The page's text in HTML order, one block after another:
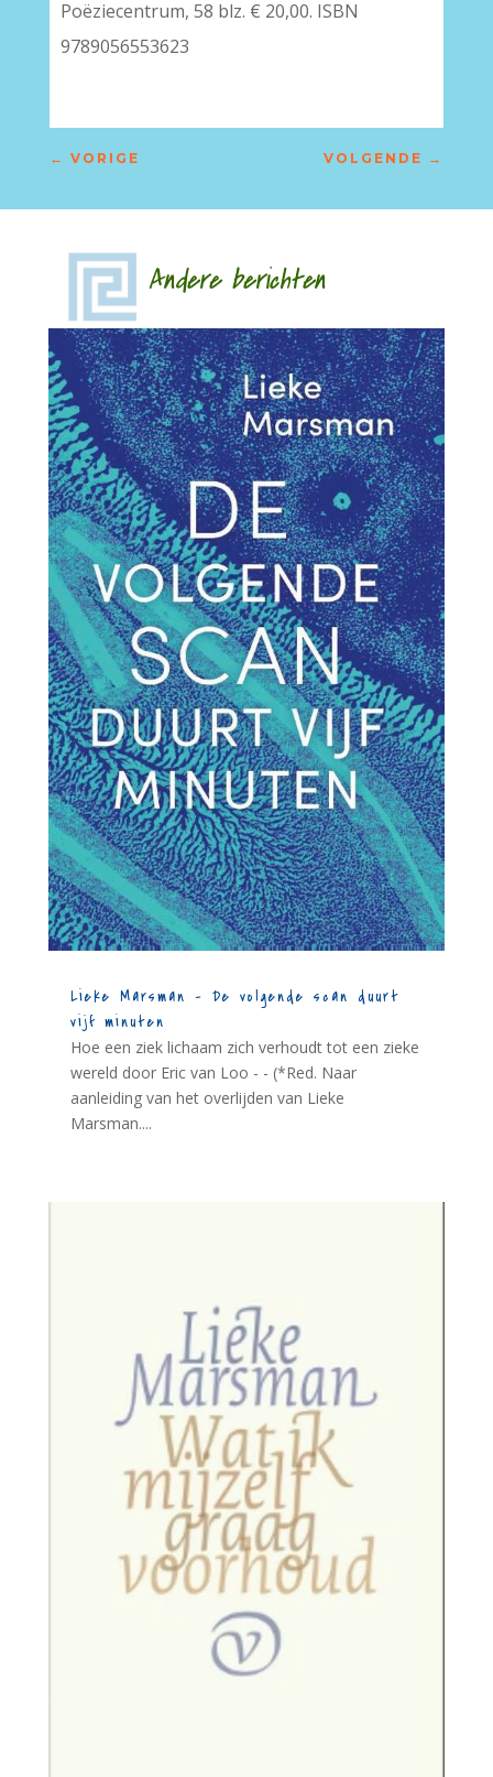
Poëziecentrum, 58 blz. € 20,00. ISBN
9789056553623
← VORIGE VOLGENDE →
Andere berichten
Lieke Marsman – De volgende scan duurt
vijf minuten
Hoe een ziek lichaam zich verhoudt tot een zieke
wereld door Eric van Loo - - (*Red. Naar
aanleiding van het overlijden van Lieke
Marsman....